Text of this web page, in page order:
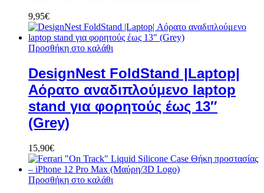
9,95€
Προσθήκη στο καλάθι
DesignNest FoldStand |Laptop|
Αόρατο αναδιπλούμενο laptop
stand για φορητούς έως 13″
(Grey)
15,90€
Προσθήκη στο καλάθι